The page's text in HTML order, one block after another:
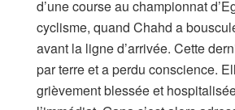
d’une course au championnat
cyclisme, quand Chahd a
avant la ligne d’arrivée. Cette
par terre et a perdu conscience.
grièvement blessée et